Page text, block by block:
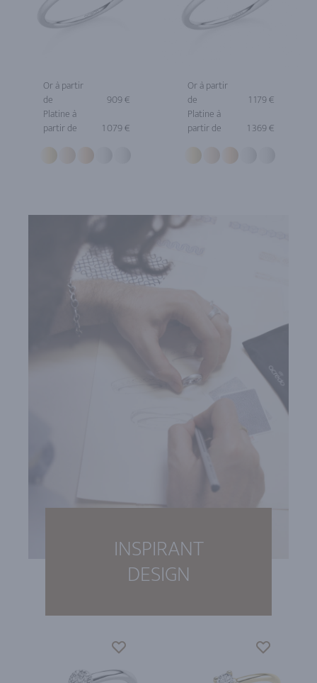
Or à partir
de
909 €
Platine à
partir de
1 079 €
Or à partir
de
1 179 €
Platine à
partir de
1 369 €
INSPIRANT
DESIGN